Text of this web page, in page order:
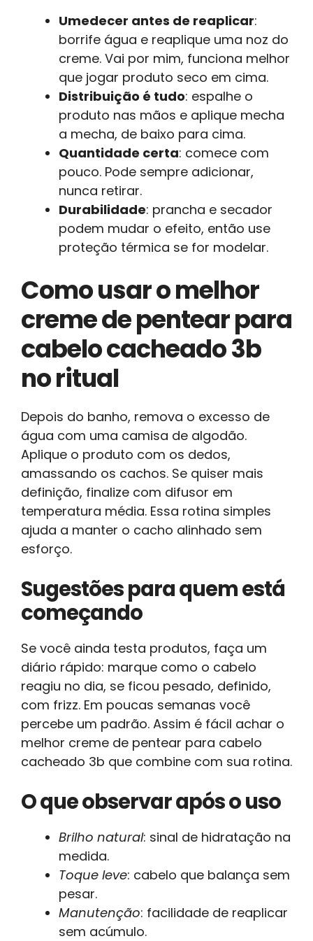
Umedecer antes de reaplicar:
borrife água e reaplique uma noz do
creme. Vai por mim, funciona melhor
que jogar produto seco em cima.
Distribuição é tudo: espalhe o
produto nas mãos e aplique mecha
a mecha, de baixo para cima.
Quantidade certa: comece com
pouco. Pode sempre adicionar,
nunca retirar.
Durabilidade: prancha e secador
podem mudar o efeito, então use
proteção térmica se for modelar.
Como usar o melhor
creme de pentear para
cabelo cacheado 3b
no ritual
Depois do banho, remova o excesso de
água com uma camisa de algodão.
Aplique o produto com os dedos,
amassando os cachos. Se quiser mais
definição, finalize com difusor em
temperatura média. Essa rotina simples
ajuda a manter o cacho alinhado sem
esforço.
Sugestões para quem está
começando
Se você ainda testa produtos, faça um
diário rápido: marque como o cabelo
reagiu no dia, se ficou pesado, definido,
com frizz. Em poucas semanas você
percebe um padrão. Assim é fácil achar o
melhor creme de pentear para cabelo
cacheado 3b que combine com sua rotina.
O que observar após o uso
Brilho natural: sinal de hidratação na
medida.
Toque leve: cabelo que balança sem
pesar.
Manutenção: facilidade de reaplicar
sem acúmulo.